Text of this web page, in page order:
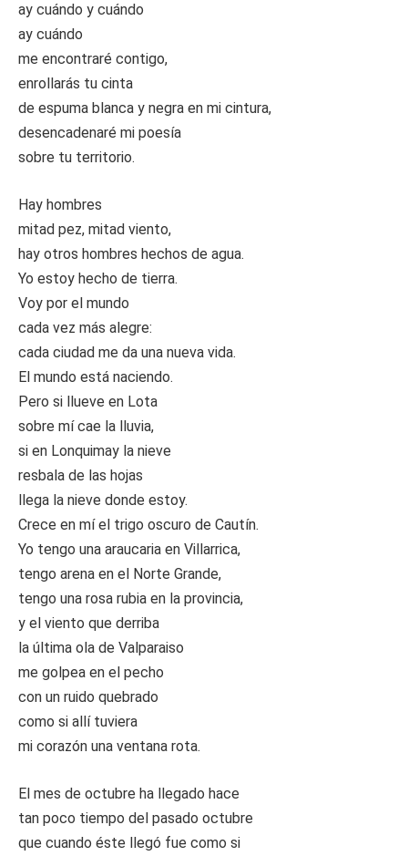
ay cuándo y cuándo
ay cuándo
me encontraré contigo,
enrollarás tu cinta
de espuma blanca y negra en mi cintura,
desencadenaré mi poesía
sobre tu territorio.
Hay hombres
mitad pez, mitad viento,
hay otros hombres hechos de agua.
Yo estoy hecho de tierra.
Voy por el mundo
cada vez más alegre:
cada ciudad me da una nueva vida.
El mundo está naciendo.
Pero si llueve en Lota
sobre mí cae la lluvia,
si en Lonquimay la nieve
resbala de las hojas
llega la nieve donde estoy.
Crece en mí el trigo oscuro de Cautín.
Yo tengo una araucaria en Villarrica,
tengo arena en el Norte Grande,
tengo una rosa rubia en la provincia,
y el viento que derriba
la última ola de Valparaiso
me golpea en el pecho
con un ruido quebrado
como si allí tuviera
mi corazón una ventana rota.
El mes de octubre ha llegado hace
tan poco tiempo del pasado octubre
que cuando éste llegó fue como si